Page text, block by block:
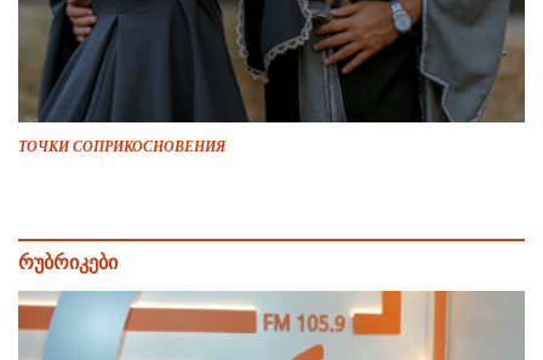
ТОЧКИ СОПРИКОСНОВЕНИЯ
რუბრიკები